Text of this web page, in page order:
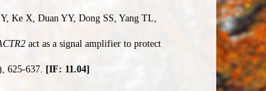
Ke X, Duan YY, Dong SS, Yang TL,
act as a signal amplifier to protect
625-637. [IF: 11.04]